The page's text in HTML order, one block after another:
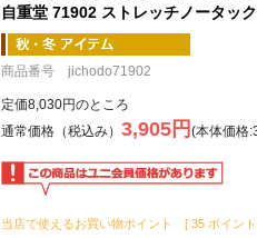
自重堂 71902 ストレッチノータッ
商品番号 jichodo71902
定価8,030円のところ
通常価格（税込み） 3,905円 (本体価格
当店で使えるお買い物ポイント [ 35 ポイン